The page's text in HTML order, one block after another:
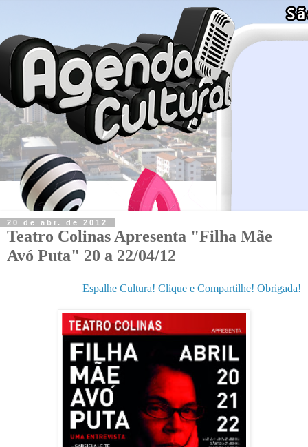
20 de abr. de 2012
Teatro Colinas Apresenta "Filha Mãe
Avó Puta" 20 a 22/04/12
Espalhe Cultura! Clique e Compartilhe! Obrigada!